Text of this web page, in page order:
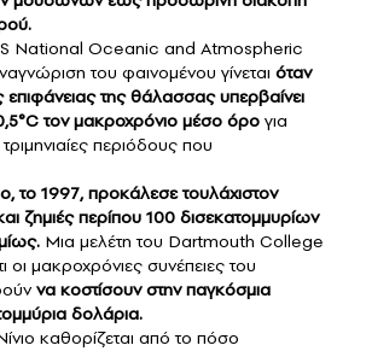
National Oceanic and Atmospheric
του φαινομένου γίνεται όταν
της θάλασσας υπερβαίνει
τον μακροχρόνιο μέσο όρο για
περιόδους που
το 1997, προκάλεσε τουλάχιστον
ζημιές περίπου 100 δισεκατομμυρίων
Μια μελέτη του Dartmouth College
οι μακροχρόνιες συνέπειες του
να κοστίσουν στην παγκόσμια
δολάρια.
καθορίζεται από το πόσο